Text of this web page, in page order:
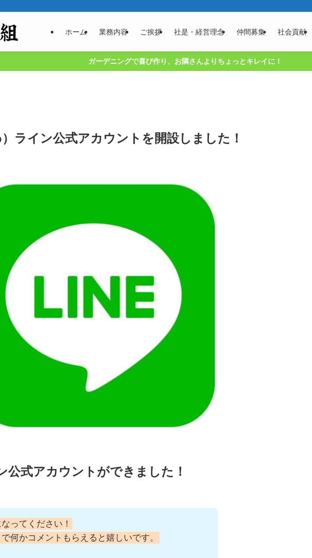
ホーム 業務内容 ご挨拶 社是・経営理念 仲間募集 社会貢献
ガーデニングで喜び作り、お隣さんよりちょっとキレイに！
ライン公式アカウントを開設しました！
公式アカウントができました！
ってください！
何かコメントもらえると嬉しいです。